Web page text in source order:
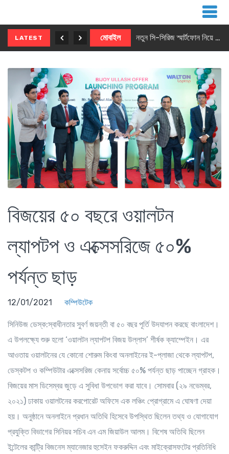
LATEST মোবাইল নতুন সি-সিরিজ স্মার্টফোন নিয়ে আসছে রিয়েলমি
বিজয়ের ৫০ বছরে ওয়ালটন
ল্যাপটপ ও এক্সেসরিজে ৫০%
পর্যন্ত ছাড়
12/01/2021 কম্পিউটেক
সিনিউজ ডেস্ক:স্বাধীনতার সুবর্ণ জয়ন্তী বা ৫০ বছর পূর্তি উদযাপন করছে বাংলাদেশ।
এ উপলক্ষ্যে শুরু হলো ‘ওয়ালটন ল্যাপটপ বিজয় উল্লাস’ শীর্ষক ক্যাম্পেইন। এর
আওতায় ওয়ালটনের যে কোনো শোরুম কিংবা অনলাইনের ই-প্লাজা থেকে ল্যাপটপ,
ডেস্কটপ ও কম্পিউটার এক্সেসরিজ কেনায় সর্বোচ্চ ৫০% পর্যন্ত ছাড় পাচ্ছেন গ্রাহক।
বিজয়ের মাস ডিসেম্বর জুড়ে এ সুবিধা উপভোগ করা যাবে। সোমবার (২৯ নভেম্বর,
২০২১) ঢাকায় ওয়ালটনের করপোরেট অফিসে এক লঞ্চিং প্রোগ্রামে এ ঘোষণা দেয়া
হয়। অনুষ্ঠানে অনলাইনে প্রধান অতিথি হিসেবে উপস্থিত ছিলেন তথ্য ও যোগাযোগ
প্রযুক্তি বিভাগের সিনিয়র সচিব এন এম জিয়াউল আলম। বিশেষ অতিথি ছিলেন
ইন্টেলের কান্ট্রি বিজনেস ম্যানেজার হুসেইন ফকরুদ্দিন এবং মাইক্রোসফটের প্রতিনিধি